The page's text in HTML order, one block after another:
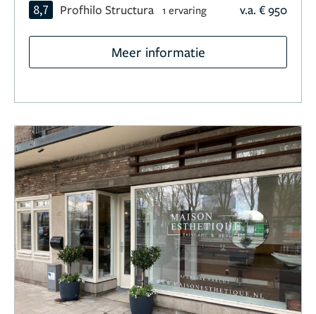
8,7 Profhilo Structura 1 ervaring v.a. € 950
Meer informatie